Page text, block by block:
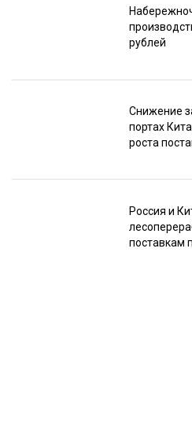
рублей
Снижение
портах
роста
Россия и
поставкам